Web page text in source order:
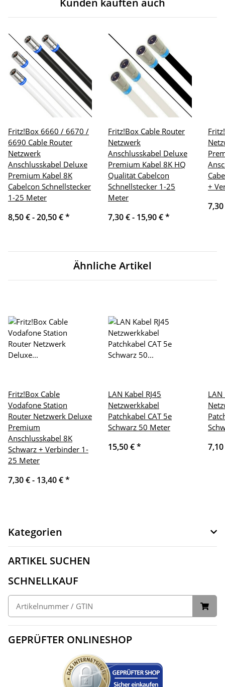
Fritz!Box 6660 / 6670 /
6690 Cable Router
Netzwerk
Anschlusskabel Deluxe
Premium Kabel 8K
Cabelcon Schnellstecker
1-25 Meter
8,50 € -20,50 €*
Fritz!Box Cable Router
Netzwerk
Anschlusskabel Deluxe
Premium Kabel 8K HQ
Qualität Cabelcon
Schnellstecker 1-25
Meter
7,30 € - 15,90 €*
+
Ähnliche Artikel
Fritz!Box Cable
Vodafone Station
Router Netzwerk Deluxe
Premium
Anschlusskabel 8K
Schwarz + Verbinder 1-
25 Meter
7,30 € - 13,40 €*
LAN Kabel RJ45
Netzwerkkabel
Patchkabel CAT 5e
Schwarz 50 Meter
15,50 €*
LAN
Kategorien
ARTIKEL SUCHEN
SCHNELLKAUF
GEPRÜFTER ONLINESHOP